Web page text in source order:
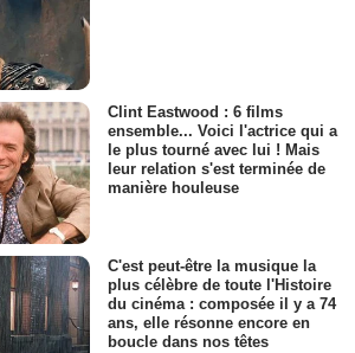
Clint Eastwood : 6 films
ensemble... Voici l'actrice qui a
le plus tourné avec lui ! Mais
leur relation s'est terminée de
manière houleuse
C'est peut-être la musique la
plus célèbre de toute l'Histoire
du cinéma : composée il y a 74
ans, elle résonne encore en
boucle dans nos têtes